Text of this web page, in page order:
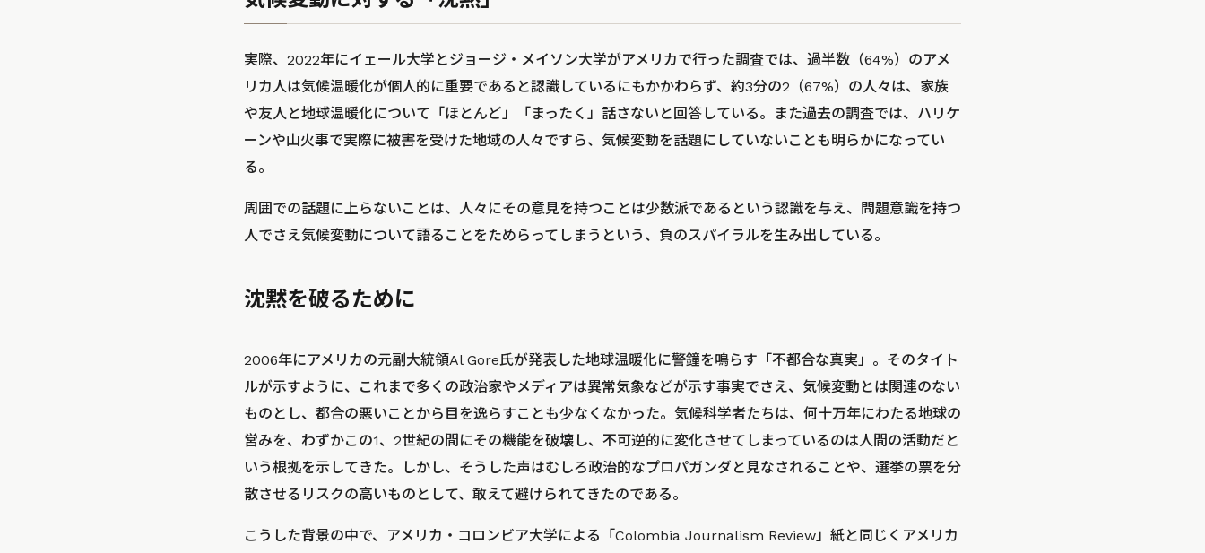
実際、2022年にイェール大学とジョージ・メイソン大学がアメリカで行った調査では、過半数（64%）のアメ
リカ人は気候温暖化が個人的に重要であると認識しているにもかかわらず、約3分の2（67%）の人々は、家族
や友人と地球温暖化について「ほとんど」「まったく」話さないと回答している。また過去の調査では、ハリケ
ーンや山火事で実際に被害を受けた地域の人々ですら、気候変動を話題にしていないことも明らかになってい
る。
周囲での話題に上らないことは、人々にその意見を持つことは少数派であるという認識を与え、問題意識を持つ
人でさえ気候変動について語ることをためらってしまうという、負のスパイラルを生み出している。
沈黙を破るために
2006年にアメリカの元副大統領Al Gore氏が発表した地球温暖化に警鐘を鳴らす「不都合な真実」。そのタイト
ルが示すように、これまで多くの政治家やメディアは異常気象などが示す事実でさえ、気候変動とは関連のない
ものとし、都合の悪いことから目を逸らすことも少なくなかった。気候科学者たちは、何十万年にわたる地球の
営みを、わずかこの1、2世紀の間にその機能を破壊し、不可逆的に変化させてしまっているのは人間の活動だと
いう根拠を示してきた。しかし、そうした声はむしろ政治的なプロパガンダと見なされることや、選挙の票を分
散させるリスクの高いものとして、敢えて避けられてきたのである。
こうした背景の中で、アメリカ・コロンビア大学による「Colombia Journalism Review」紙と同じくアメリカ